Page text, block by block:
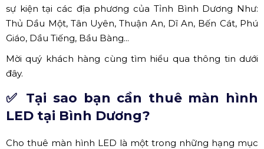
sự kiện tại các địa phương của Tỉnh Bình Dương Như:
Thủ Dầu Một, Tân Uyên, Thuận An, Dĩ An, Bến Cát, Phú
Giáo, Dầu Tiếng, Bầu Bàng...
Mời quý khách hàng cùng tìm hiểu qua thông tin dưới
đây.
✅ Tại sao bạn cần thuê màn hình
LED tại Bình Dương?
Cho thuê màn hình LED là một trong những hạng mục